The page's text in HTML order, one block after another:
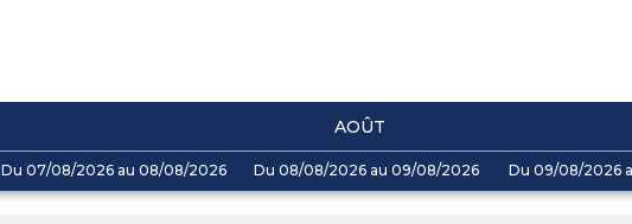
AOÛT
Du 07/08/2026 au 08/08/2026 Du 08/08/2026 au 09/08/2026 Du 09/08/2026